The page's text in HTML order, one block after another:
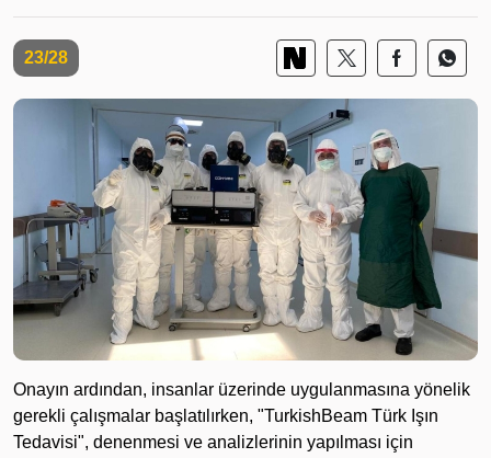
23/28
Onayın ardından, insanlar üzerinde uygulanmasına yönelik
gerekli çalışmalar başlatılırken, "TurkishBeam Türk Işın
Tedavisi", denenmesi ve analizlerinin yapılması için